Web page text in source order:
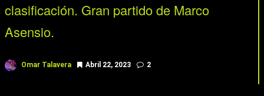
clasificación. Gran partido de Marco
Asensio.
Omar Talavera Abril 22, 2023 2